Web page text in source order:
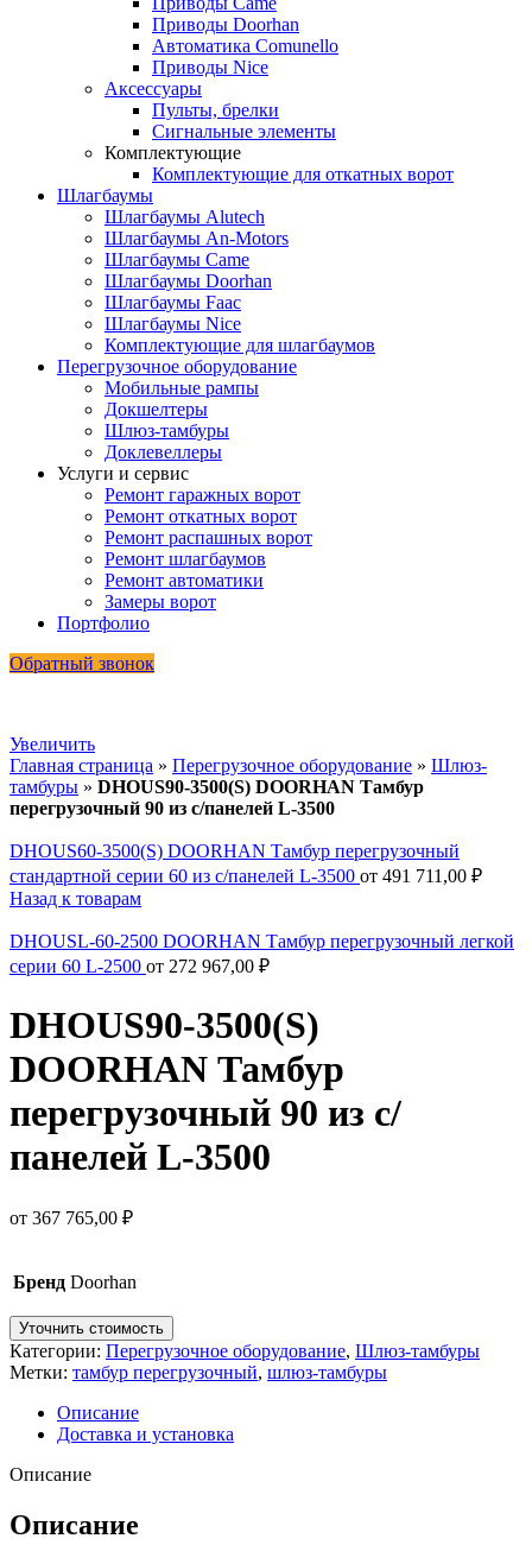
Приводы Doorhan
Автоматика Comunello
Приводы Nice
Аксессуары
Пульты, брелки
Сигнальные элементы
Комплектующие
Комплектующие для откатных ворот
Шлагбаумы
Шлагбаумы Alutech
Шлагбаумы An-Motors
Шлагбаумы Came
Шлагбаумы Doorhan
Шлагбаумы Faac
Шлагбаумы Nice
Комплектующие для шлагбаумов
Перегрузочное оборудование
Мобильные рампы
Докшелтеры
Шлюз-тамбуры
Доклевеллеры
Услуги и сервис
Ремонт гаражных ворот
Ремонт откатных ворот
Ремонт распашных ворот
Ремонт шлагбаумов
Ремонт автоматики
Замеры ворот
Портфолио
Обратный звонок
Увеличить
Главная страница » Перегрузочное оборудование » Шлюз-
тамбуры » DHOUS90-3500(S) DOORHAN Тамбур
перегрузочный 90 из с/панелей L-3500
DHOUS60-3500(S) DOORHAN Тамбур перегрузочный
стандартной серии 60 из с/панелей L-3500 от 491 711,00 ₽
Назад к товарам
DHOUSL-60-2500 DOORHAN Тамбур перегрузочный легкой
серии 60 L-2500 от 272 967,00 ₽
DHOUS90-3500(S)
DOORHAN Тамбур
перегрузочный 90 из с/
панелей L-3500
от 367 765,00 ₽
Бренд Doorhan
Уточнить стоимость
Категории: Перегрузочное оборудование, Шлюз-тамбуры
Метки: тамбур перегрузочный, шлюз-тамбуры
Описание
Доставка и установка
Описание
Описание